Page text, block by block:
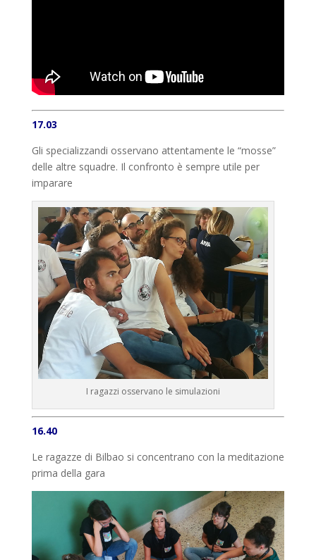
17.03
Gli specializzandi osservano attentamente le “mosse”
delle altre squadre. Il confronto è sempre utile per
imparare
I ragazzi osservano le simulazioni
16.40
Le ragazze di Bilbao si concentrano con la meditazione
prima della gara